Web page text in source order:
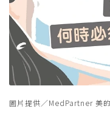
圖片提供／MedPartner 美